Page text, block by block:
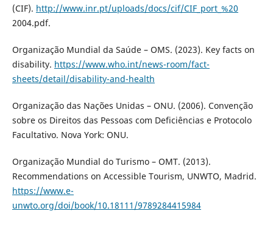
(CIF). http://www.inr.pt/uploads/docs/cif/CIF_port_%20
2004.pdf.
Organização Mundial da Saúde – OMS. (2023). Key facts on
disability. https://www.who.int/news-room/fact-
sheets/detail/disability-and-health
Organização das Nações Unidas – ONU. (2006). Convenção
sobre os Direitos das Pessoas com Deficiências e Protocolo
Facultativo. Nova York: ONU.
Organização Mundial do Turismo – OMT. (2013).
Recommendations on Accessible Tourism, UNWTO, Madrid.
https://www.e-
unwto.org/doi/book/10.18111/9789284415984